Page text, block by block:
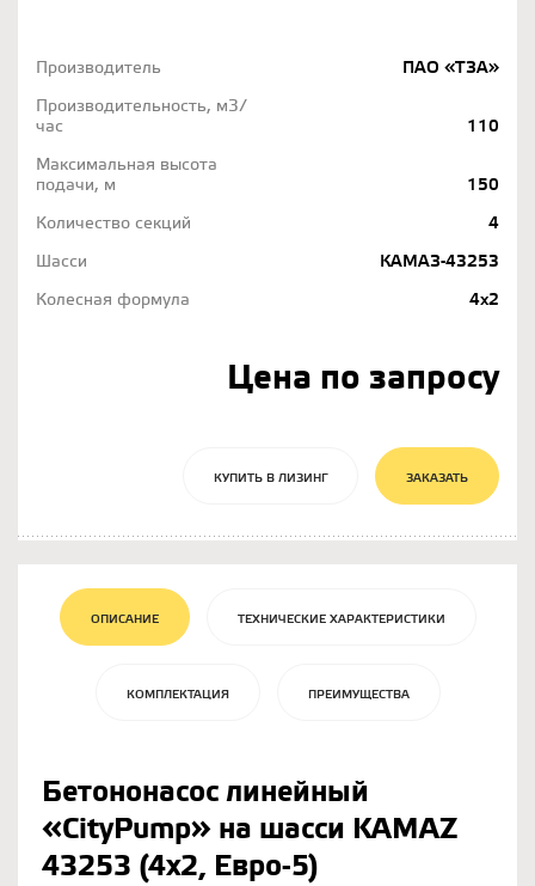
Производитель
ПАО «ТЗА»
Производительность, м3/
час
110
Максимальная высота
подачи, м
150
Количество секций
4
Шасси
КАМАЗ-43253
Колесная формула
4х2
Цена по запросу
КУПИТЬ В ЛИЗИНГ ЗАКАЗАТЬ
ОПИСАНИЕ ТЕХНИЧЕСКИЕ ХАРАКТЕРИСТИКИ
КОМПЛЕКТАЦИЯ ПРЕИМУЩЕСТВА
Бетононасос линейный
«CityPump» на шасси KAMAZ
43253 (4х2, Евро-5)